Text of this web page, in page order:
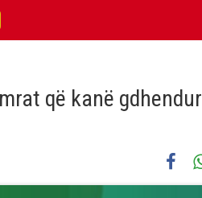
që kanë gdhendur